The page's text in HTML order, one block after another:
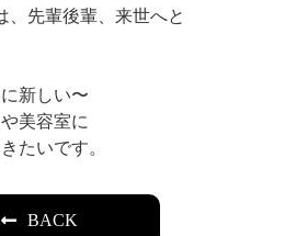
、先輩後輩、来世へと
新しい〜
美容室に
たいです。
BACK